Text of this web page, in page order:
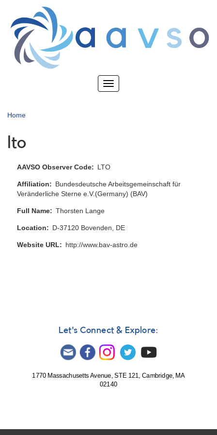
main
content
Toggle
Home
lto
AAVSO Observer Code LTO
Affiliation
Bundesdeutsche Arbeitsgemeinschaft für
Veränderliche Sterne e.V.(Germany) (BAV)
Full Name Thorsten Lange
Location D-37120 Bovenden, DE
Website URL http://www.bav-astro.de
Let's Connect & Explore:
1770 Massachusetts Avenue, STE 121, Cambridge, MA
02140